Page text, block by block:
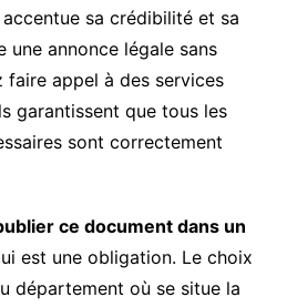
sa crédibilité et sa
une annonce légale sans
faire appel à des services
garantissent que tous les
sont correctement
ce document dans un
est une obligation. Le choix
département où se situe la